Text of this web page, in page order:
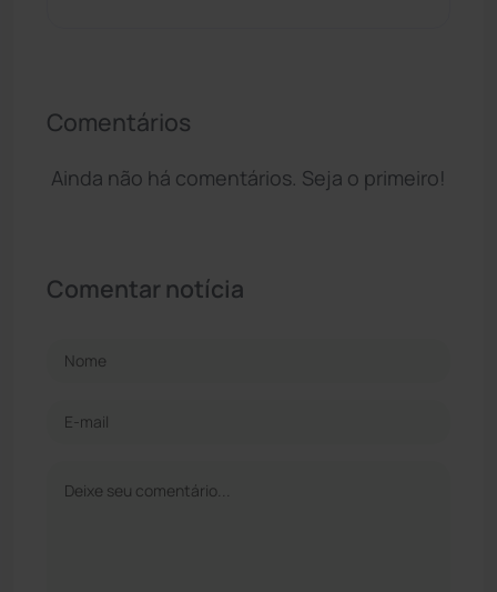
Comentários
Ainda não há comentários. Seja o primeiro!
Comentar notícia